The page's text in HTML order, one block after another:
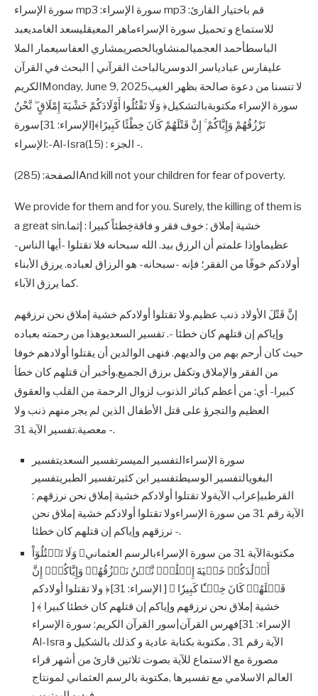
سورة الإسراء mp3 :سورة الإسراء mp3 :قم باختيار القارئ
للاستماع و تحميل سورة الإسراءماهر المعيقليسعد الغامديعبد
الباسطأحمد العجميالمنشاويالحصريمشاري العفاسيعمار الملا
عليفارس عبادياسر الدوسريالباحث القرآني | البحث في القرآن
الكريمMonday, June 9, 2025لا تنسنا من دعوة صالحة بظهر الغيب
سورة الإسراء مكتوبةبالتشكيل﴿ وَلَا تَقْتُلُوا أَوْلَادَكُمْ خَشْيَةَ إِمْلَاقٍ ۖ نَّحْنُ
نَرْزُقُهُمْ وَإِيَّاكُمْ ۚ إِنَّ قَتْلَهُمْ كَانَ خِطْئًا كَبِيرًا﴾[الإسراء: 31]سورة
:الإسراء-Al-Israالجزء : (15) -.
الصفحة: (285)And kill not your children for fear of poverty.
We provide for them and for you. Surely, the killing of them is
a great sin.خشية إملاق : خوف فقر و فاقةخِطئاً كبيرا : إثما
عظيماوإذا علمتم أن الرزق بيد. الله سبحانه فلا تقتلوا -أيها الناس-
أولادكم خوفًا من الفقر؛ فإنه -سبحانه- هو الرزاق لعباده. يرزق الأبناء
كما يرزق الآباء.
إنَّ قَتْلَ الأولاد ذنب عظيم.ولا تقتلوا أولادكم خشية إملاق نحن نرزقهم
وإياكم إن قتلهم كان خطئا -. تفسير السعديوهذا من رحمته بعباده
حيث كان أرحم بهم من والديهم. فنهى الوالدين أن يقتلوا أولادهم خوفا
من الفقر والإملاق وتكفل برزق الجميع.وأخبر أن قتلهم كان خطأ
كبيرا- أي: من أعظم كبائر الذنوب لزوال الرحمة من القلب والعقوق
العظيم والتجرؤ على قتل الأطفال الذين لم يجر منهم ذنب ولا
معصية.تفسير الآية 31 -.
سورة الإسراءالتفسير الميسرتفسير السعديتفسير
البغويالتفسير الوسيطتفسير ابن كثيرتفسير الطبريتفسير
القرطبيإعراب الآيةولا تقتلوا أولادكم خشية إملاق نحن نرزقهم :
الآية رقم 31 من سورة الإسراءولا تقتلوا أولادكم خشية إملاق نحن
نرزقهم وإياكم إن قتلهم كان خطئا -.
مكتوبةالآية 31 من سورة الإسراءبالرسم العثماني﴿ وَلَا تَقۡتُلُوٓاْ
أَوۡلَٰدَكُمۡ خَشۡيَةَ إِمۡلَٰقٖۖ نَّحۡنُ نَرۡزُقُهُمۡ وَإِيَّاكُمۡۚ إِنَّ
قَتۡلَهُمۡ كَانَ خِطۡـٔٗا كَبِيرٗا ﴾ [ الإسراء: 31]﴿ ولا تقتلوا أولادكم
خشية إملاق نحن نرزقهم وإياكم إن قتلهم كان خطئا كبيرا ﴾ [
الإسراء: 31]فهرس القرآن|سور القرآن الكريم: سورة الإسراء
Al-Isra الآية رقم 31 , مكتوبة بكتابة عادية و كذلك بالشكيل و
مصورة مع الاستماع للآية بصوت ثلاثين قارئ من أشهر قراء
العالم الاسلامي مع تفسيرها ,مكتوبة بالرسم العثماني لمونتاج